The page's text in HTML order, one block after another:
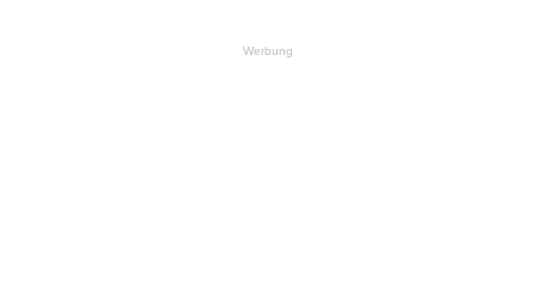
Werbung